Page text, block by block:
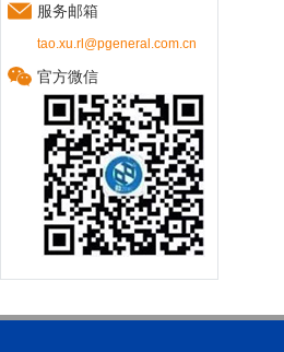
服务邮箱
tao.xu.rl@pgeneral.com.cn
官方微信